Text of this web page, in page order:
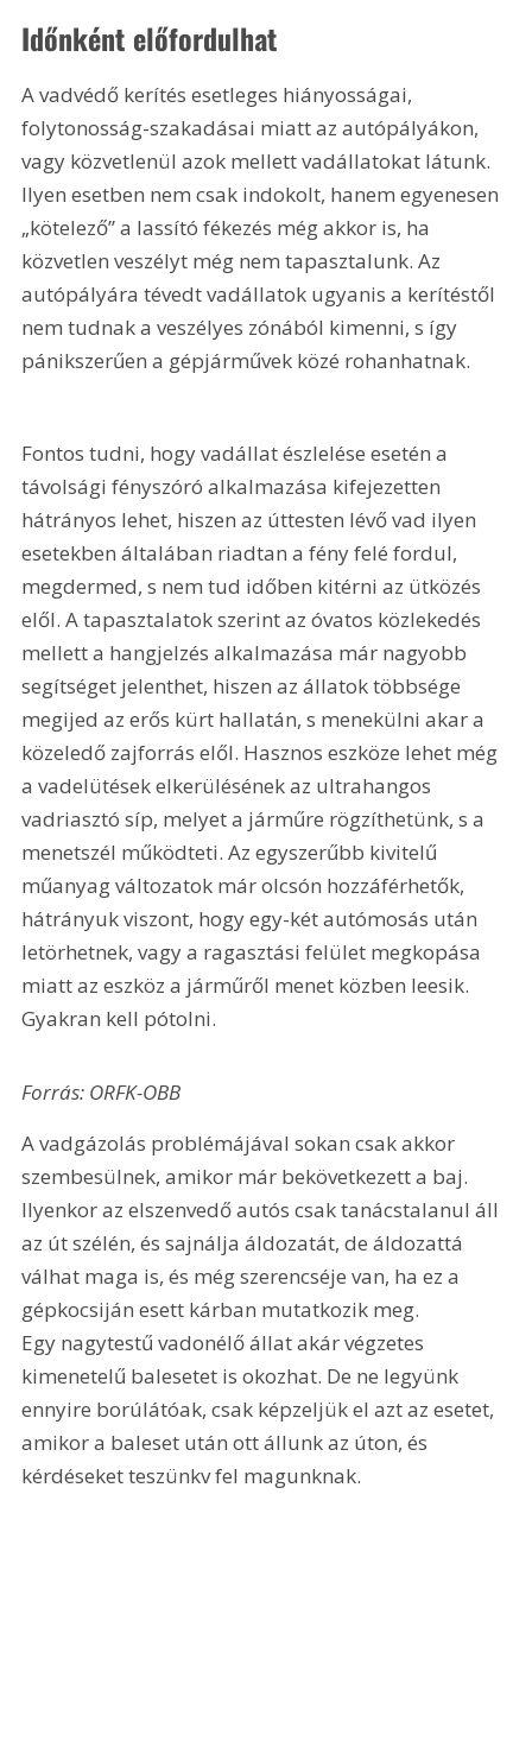
Időnként előfordulhat
A vadvédő kerítés esetleges hiányosságai,
folytonosság-szakadásai miatt az autópályákon,
vagy közvetlenül azok mellett vadállatokat látunk.
Ilyen esetben nem csak indokolt, hanem egyenesen
„kötelező” a lassító fékezés még akkor is, ha
közvetlen veszélyt még nem tapasztalunk. Az
autópályára tévedt vadállatok ugyanis a kerítéstől
nem tudnak a veszélyes zónából kimenni, s így
pánikszerűen a gépjárművek közé rohanhatnak.
Fontos tudni, hogy vadállat észlelése esetén a
távolsági fényszóró alkalmazása kifejezetten
hátrányos lehet, hiszen az úttesten lévő vad ilyen
esetekben általában riadtan a fény felé fordul,
megdermed, s nem tud időben kitérni az ütközés
elől. A tapasztalatok szerint az óvatos közlekedés
mellett a hangjelzés alkalmazása már nagyobb
segítséget jelenthet, hiszen az állatok többsége
megijed az erős kürt hallatán, s menekülni akar a
közeledő zajforrás elől. Hasznos eszköze lehet még
a vadelütések elkerülésének az ultrahangos
vadriasztó síp, melyet a járműre rögzíthetünk, s a
menetszél működteti. Az egyszerűbb kivitelű
műanyag változatok már olcsón hozzáférhetők,
hátrányuk viszont, hogy egy-két autómosás után
letörhetnek, vagy a ragasztási felület megkopása
miatt az eszköz a járműről menet közben leesik.
Gyakran kell pótolni.
Forrás: ORFK-OBB
A vadgázolás problémájával sokan csak akkor
szembesülnek, amikor már bekövetkezett a baj.
Ilyenkor az elszenvedő autós csak tanácstalanul áll
az út szélén, és sajnálja áldozatát, de áldozattá
válhat maga is, és még szerencséje van, ha ez a
gépkocsiján esett kárban mutatkozik meg.
Egy nagytestű vadonélő állat akár végzetes
kimenetelű balesetet is okozhat. De ne legyünk
ennyire borúlátóak, csak képzeljük el azt az esetet,
amikor a baleset után ott állunk az úton, és
kérdéseket teszünkv fel magunknak.